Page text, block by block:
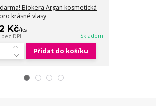
Biokera Argan kosmetická
krásné vlasy
Kč/ks
bez DPH Skladem
Přidat do košíku